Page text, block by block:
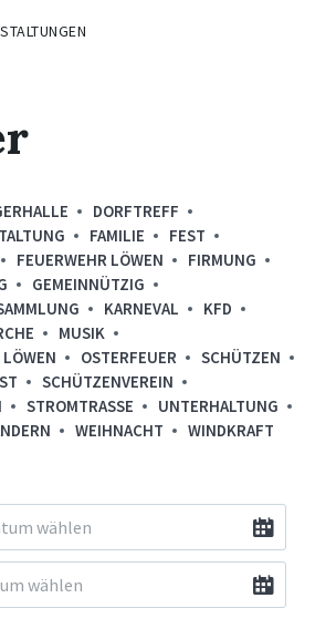
DORFTREFF
FAMILIE
FEST
FEUERWEHR LÖWEN
FIRMUNG
GEMEINNÜTZIG
KARNEVAL
KFD
MUSIK
OSTERFEUER
SCHÜTZEN
SCHÜTZENVEREIN
STROMTRASSE
UNTERHALTUNG
WEIHNACHT WINDKRAFT